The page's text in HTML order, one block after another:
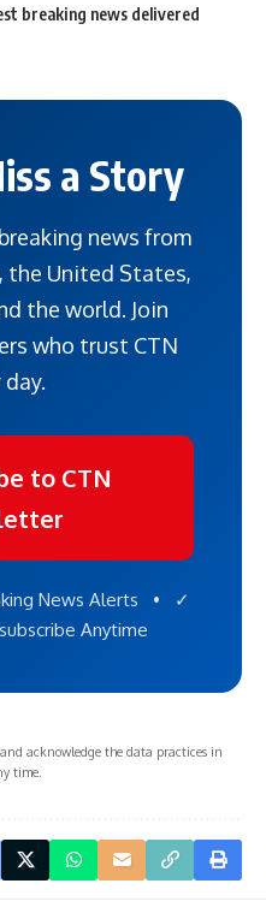
breaking news delivered
a Story
news from
the United States,
the world. Join
who trust CTN
day.
to CTN
News Alerts • ✓
Anytime
and acknowledge the data practices in
time.